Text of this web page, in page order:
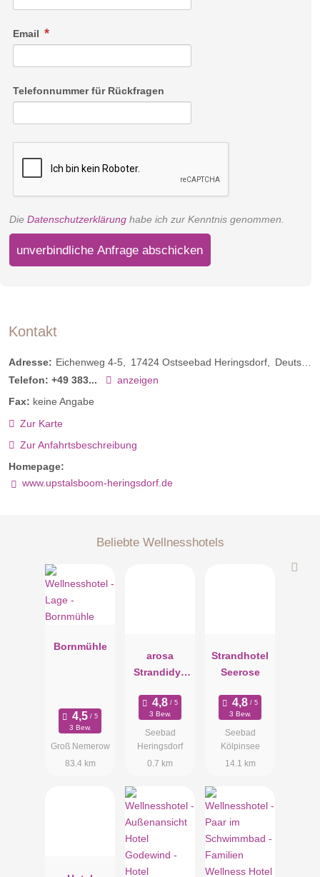
Email
Telefonnummer für Rückfragen
Die Datenschutzerklärung habe ich zur Kenntnis genommen.
unverbindliche Anfrage abschicken
Kontakt
Adresse: Eichenweg 4-5 17424 Ostseebad Heringsdorf
Deutschland
Telefon: +49 383...
anzeigen
Fax: keine Angabe
Zur Karte
Zur Anfahrtsbeschreibung
Homepage:
www.upstalsboom-heringsdorf.de
Beliebte Wellnesshotels
Bornmühle
3 Bew.
Groß Nemerow
83.4 km
arosa
Strandidyll
3 Bew.
Seebad
Heringsdorf
0.7 km
Strandhotel
Seerose
3 Bew.
Seebad
Kölpinsee
14.1 km